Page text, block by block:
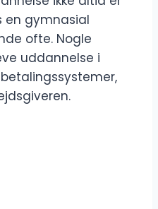
gymnasial
ofte. Nogle
uddannelse i